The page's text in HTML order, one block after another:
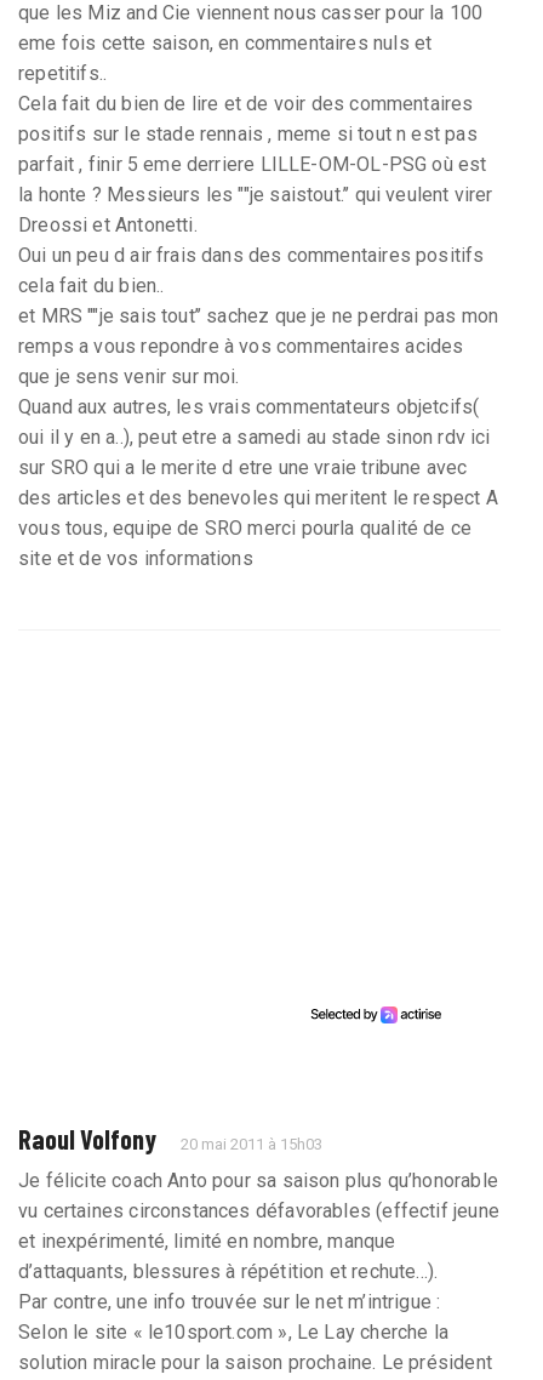
que les Miz and Cie viennent nous casser pour la 100
eme fois cette saison, en commentaires nuls et
repetitifs..
Cela fait du bien de lire et de voir des commentaires
positifs sur le stade rennais , meme si tout n est pas
parfait , finir 5 eme derriere LILLE-OM-OL-PSG où est
la honte ? Messieurs les ""je saistout.’’ qui veulent virer
Dreossi et Antonetti.
Oui un peu d air frais dans des commentaires positifs
cela fait du bien..
et MRS ""je sais tout’’ sachez que je ne perdrai pas mon
remps a vous repondre à vos commentaires acides
que je sens venir sur moi.
Quand aux autres, les vrais commentateurs objetcifs(
oui il y en a..), peut etre a samedi au stade sinon rdv ici
sur SRO qui a le merite d etre une vraie tribune avec
des articles et des benevoles qui meritent le respect A
vous tous, equipe de SRO merci pourla qualité de ce
site et de vos informations
Raoul Volfony 20 mai 2011 à 15h03
Je félicite coach Anto pour sa saison plus qu’honorable
vu certaines circonstances défavorables (effectif jeune
et inexpérimenté, limité en nombre, manque
d’attaquants, blessures à répétition et rechute...).
Par contre, une info trouvée sur le net m’intrigue :
Selon le site « le10sport.com », Le Lay cherche la
solution miracle pour la saison prochaine. Le président